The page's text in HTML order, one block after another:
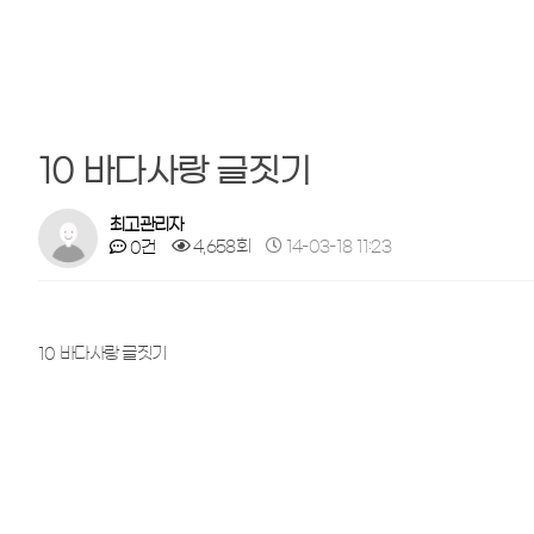
10 바다사랑 글짓기
최고관리자
0건
4,658회 14-03-18 11:23
10 바다사랑 글짓기